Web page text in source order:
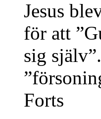
Jesus
för att
sig
Forts